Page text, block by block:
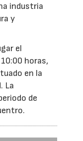
industria
y
el
horas,
en la
La
de